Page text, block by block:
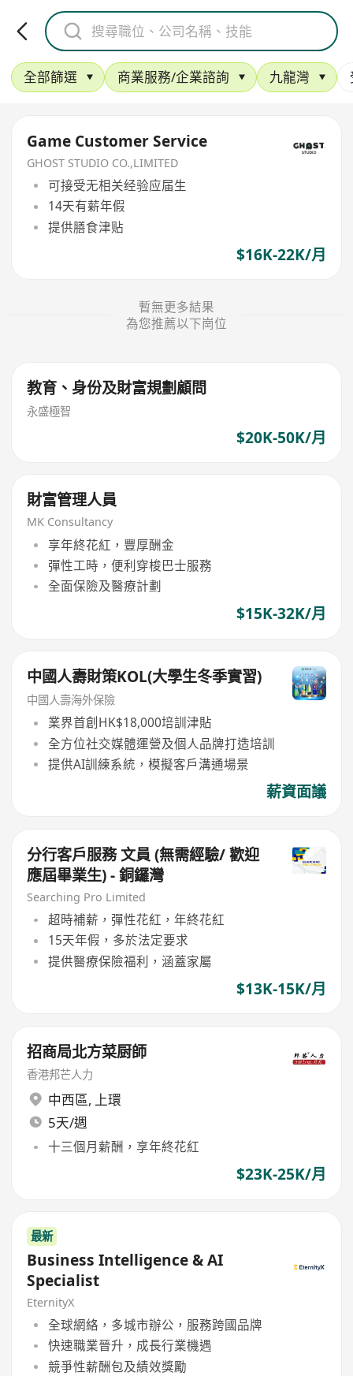
全部篩選 商業服務/企業諮詢 九龍灣
Game Customer Service
GHOST STUDIO CO.,LIMITED
可接受无相关经验应届生
14天有薪年假
提供膳食津贴
$16K-22K/月
暫無更多結果
為您推薦以下崗位
教育、身份及財富規劃顧問
永盛極智
$20K-50K/月
財富管理人員
MK Consultancy
享年終花紅，豐厚酬金
彈性工時，便利穿梭巴士服務
全面保險及醫療計劃
$15K-32K/月
中國人壽財策KOL(大學生冬季實習)
中國人壽海外保險
業界首創HK$18,000培訓津貼
全方位社交媒體運營及個人品牌打造培訓
提供AI訓練系統，模擬客戶溝通場景
薪資面議
分行客戶服務 文員 (無需經驗/ 歡迎
應屆畢業生) - 銅鑼灣
Searching Pro Limited
超時補薪，彈性花紅，年終花紅
15天年假，多於法定要求
提供醫療保險福利，涵蓋家屬
$13K-15K/月
招商局北方菜厨師
香港邦芒人力
中西區, 上環
5天/週
十三個月薪酬，享年終花紅
$23K-25K/月
最新
Business Intelligence & AI
Specialist
EternityX
全球網絡，多城市辦公，服務跨國品牌
快速職業晉升，成長行業機遇
競爭性薪酬包及績效獎勵